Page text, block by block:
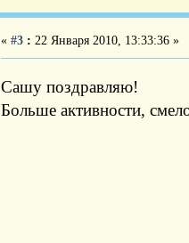
« #3 : 22 Января 2010, 13:33:36 »
Сашу поздравляю!
Больше активности,